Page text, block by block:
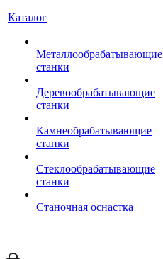
Каталог
Металлообрабатывающие
станки
Деревообрабатывающие
станки
Камнеобрабатывающие
станки
Стеклообрабатывающие
станки
Станочная оснастка